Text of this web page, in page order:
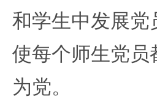
和学生中发展
使每个师生党
为党。